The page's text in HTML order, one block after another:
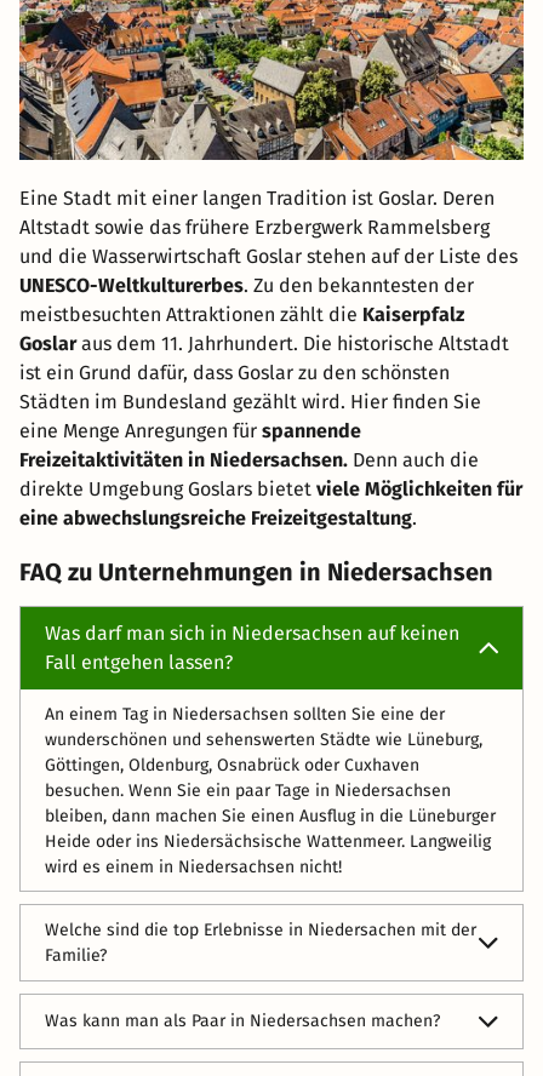
Eine Stadt mit einer langen Tradition ist Goslar. Deren
Altstadt sowie das frühere Erzbergwerk Rammelsberg
und die Wasserwirtschaft Goslar stehen auf der Liste des
UNESCO-Weltkulturerbes. Zu den bekanntesten der
meistbesuchten Attraktionen zählt die Kaiserpfalz
Goslaraus dem 11. Jahrhundert. Die historische Altstadt
ist ein Grund dafür, dass Goslar zu den schönsten
Städten im Bundesland gezählt wird. Hier finden Sie
eine Menge Anregungen für spannende
Freizeitaktivitäten in Niedersachsen. Denn auch die
direkte Umgebung Goslars bietet viele Möglichkeiten für
eine abwechslungsreiche Freizeitgestaltung.
FAQ zu Unternehmungen in Niedersachsen
Was darf man sich in Niedersachsen auf keinen
Fall entgehen lassen?
An einem Tag in Niedersachsen sollten Sie eine der
wunderschönen und sehenswerten Städte wie Lüneburg,
Göttingen, Oldenburg, Osnabrück oder Cuxhaven
besuchen. Wenn Sie ein paar Tage in Niedersachsen
bleiben, dann machen Sie einen Ausflug in die Lüneburger
Heide oder ins Niedersächsische Wattenmeer. Langweilig
wird es einem in Niedersachsen nicht!
Welche sind die top Erlebnisse in Niedersachen mit der
Familie?
Wattenmeer ist ein Must-Do für Familien, bei dem alle
vieles lernen können.
Was kann man als Paar in Niedersachsen machen?